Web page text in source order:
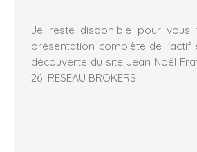
Je reste disponible pour vous
présentation complète de l'actif
découverte du site Jean Noël
26 RESEAU BROKERS